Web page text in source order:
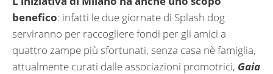
benefico: infatti le due giornate di Splash dog
serviranno per raccogliere fondi per gli amici a
quattro zampe più sfortunati, senza casa nè famiglia,
attualmente curati dalle associazioni promotrici, Gaia